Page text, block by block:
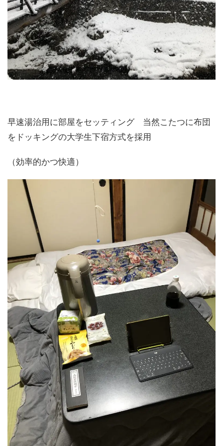
早速湯治用に部屋をセッティング 当然こたつに布団
をドッキングの大学生下宿方式を採用
（効率的かつ快適）